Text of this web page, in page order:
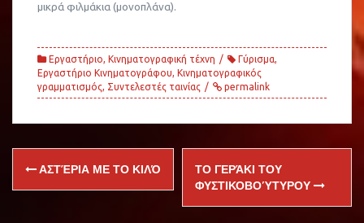
μικρά φιλμάκια (μονοπλάνα).
Εργαστήριο, Κινηματογραφική τέχνη Γύρισμα,
Εργαστήριο Κινηματογράφου, Κινηματογραφικός
γραμματισμός, Συντελεστές ταινίας permalink
Post
navigation
ΑΣΤΈΡΙΑ ΜΕ ΤΟ ΚΙΛΌ
ΤΟ ΓΕΡΆΚΙ ΤΟΥ
ΦΥΣΤΙΚΟΒΟΎΤΥΡΟΥ